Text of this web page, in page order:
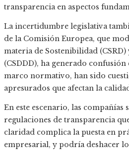
transparencia en aspectos
La incertidumbre legislativa
de la Comisión Europea, que
materia de Sostenibilidad
(CSDDD), ha generado
marco normativo, han sido
apresurados que afectan la
En este escenario, las
regulaciones de transparencia
claridad complica la puesta en
empresarial, y podría deshacer